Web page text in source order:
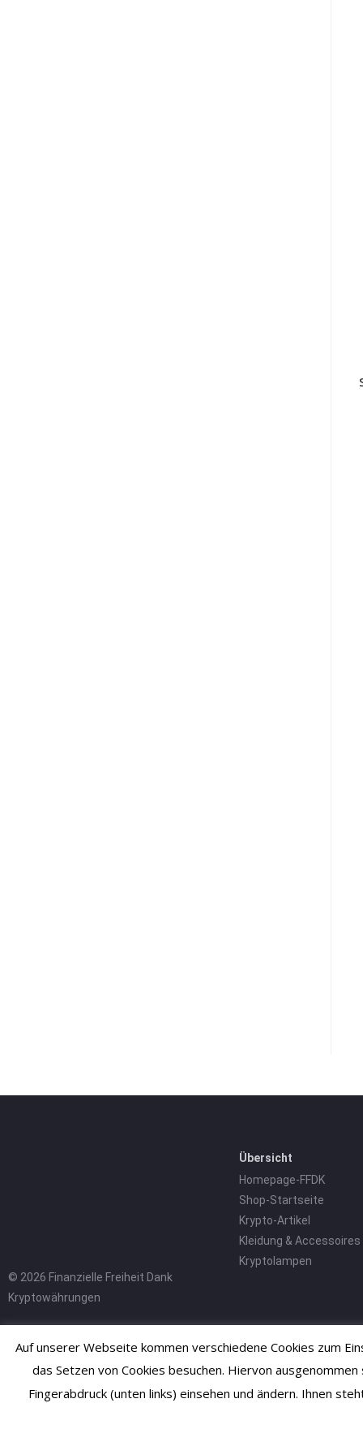
© 2026 Finanzielle Freiheit Dank
Kryptowährungen
Übersicht
Homepage-FFDK
Shop-Startseite
Krypto-Artikel
Kleidung & Accessoires
Kryptolampen
Auf unserer Webseite kommen verschiedene Cookies zum
das Setzen von Cookies besuchen. Hiervon
Fingerabdruck (unten links) einsehen und ändern. Ihnen